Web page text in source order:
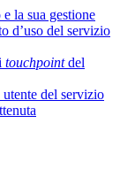
la sua gestione
d’uso del servizio
touchpointdel
del servizio